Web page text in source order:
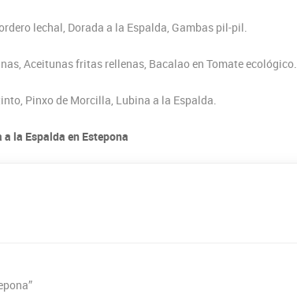
lechal, Dorada a la Espalda, Gambas pil-pil.
Aceitunas fritas rellenas, Bacalao en Tomate ecológico.
Pinxo de Morcilla, Lubina a la Espalda.
a la Espalda en Estepona